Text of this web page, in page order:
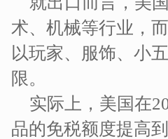
术、机械等行业，
以玩家、服饰、小
限。
实际上，美国在
品的免税额度提高